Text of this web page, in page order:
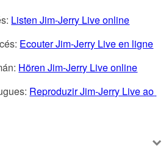
Listen Jim-Jerry Live online
Ecouter Jim-Jerry Live en ligne
Hören Jim-Jerry Live online
Reproduzir Jim-Jerry Live ao